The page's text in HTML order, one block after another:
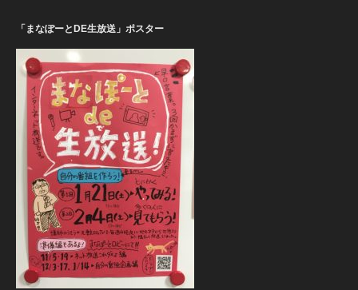
「まなぽーとDE生放送」ポスター